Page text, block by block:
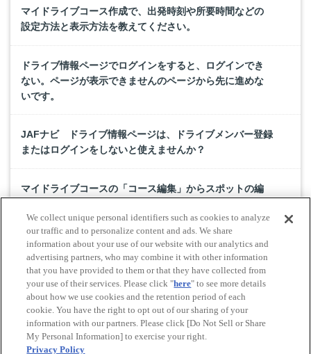
マイドライブコース作成で、出発時刻や所要時間などの
設定方法と表示方法を教えてください。
ドライブ情報ページでログインをすると、ログインでき
ない。ページが表示できませんのページから先に進めな
いです。
JAFナビ ドライブ情報ページは、ドライブメンバー登録
またはログインをしないと使えませんか？
マイドライブコースの「コース編集」からスポットの編
ドライブに関する相談をしたいです。相談はどのように
すればいいですか？
Do Not Sell or Share My Personal Information
© All rights reserved. JAF
We collect unique personal identifiers such as cookies to analyze
our traffic and to personalize content and ads. We share
information about your use of our website with our analytics and
advertising partners, who may combine it with other information
that you have provided to them or that they have collected from
your use of their services. Please click "here" to see more details
about how we use cookies and the retention period of each
cookie. You have the right to opt out of our sharing of your
information with our partners. Please click [Do Not Sell or Share
My Personal Information] to exercise your right.
Privacy Policy